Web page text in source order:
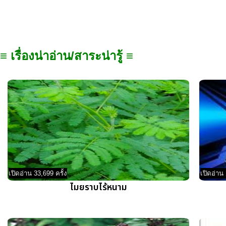
≡ เรื่องน่าอ่าน/สาระน่ารู้ ≡
เปิดอ่าน 33,699 ครั้ง
ไมยราบไร้หนาม
เปิดอ่าน